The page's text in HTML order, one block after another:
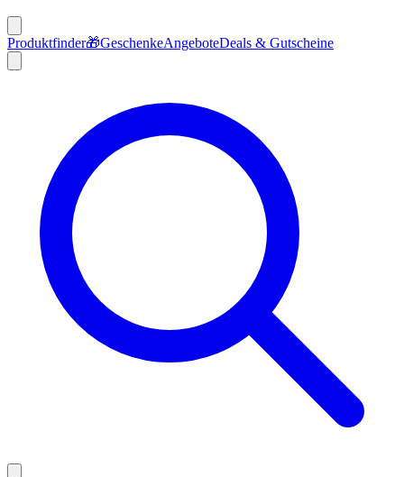
Produktfinder🎁GeschenkeAngeboteDeals & Gutscheine